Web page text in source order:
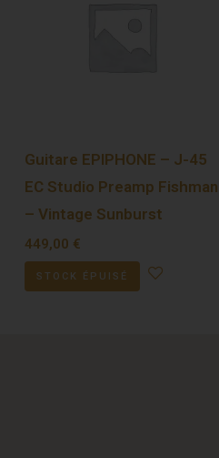
Guitare EPIPHONE – J-45
EC Studio Preamp Fishman
– Vintage Sunburst
449,00 €
STOCK ÉPUISÉ